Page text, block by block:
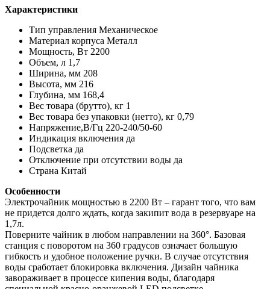
Характеристики
Тип управления Механическое
Материал корпуса Металл
Мощность, Вт 2200
Объем, л 1,7
Ширина, мм 208
Высота, мм 216
Глубина, мм 168,4
Вес товара (брутто), кг 1
Вес товара без упаковки (нетто), кг 0,79
Напряжение,В/Гц 220-240/50-60
Индикация включения да
Подсветка да
Отключение при отсутствии воды да
Страна Китай
Особенности
Электрочайник мощностью в 2200 Вт – гарант того, что вам
не придется долго ждать, когда закипит вода в резервуаре на
1,7л.
Поверните чайник в любом направлении на 360°. Базовая
станция с поворотом на 360 градусов означает большую
гибкость и удобное положение ручки. В случае отсутствия
воды сработает блокировка включения. Дизайн чайника
завораживает в процессе кипения воды, благодаря